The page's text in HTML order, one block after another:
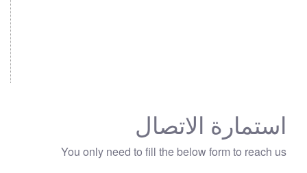
استمارة الاتصال
You only need to fill the below form to reach us